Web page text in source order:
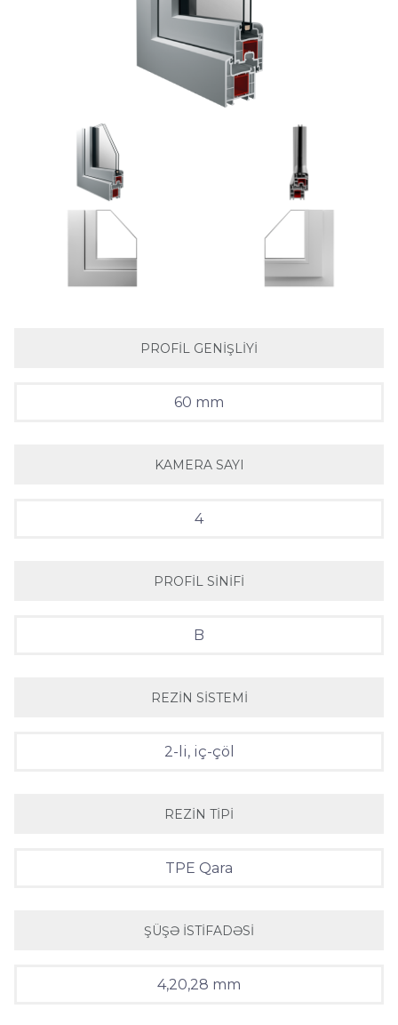
PROFIL GENIŞLIYI
60 mm
KAMERA SAYI
4
PROFIL SINIFI
B
REZIN SISTEMI
2-li, iç-çöl
REZIN TIPI
TPE Qara
ŞÜŞƏ ISTIFADƏSI
4,20,28 mm